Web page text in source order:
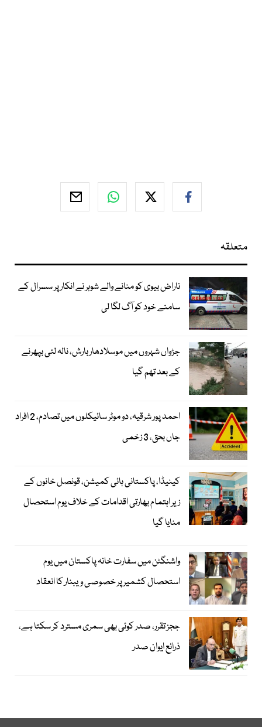
متعلقہ
ناراض بیوی کو منانے والے شوہر نے انکار پر سسرال کے
سامنے خود کو آگ لگا لی
جڑواں شہروں میں موسلادھار بارش، نالہ لئی بپھرنے
کے بعد تھم گیا
احمد پور شرقیہ، دو موٹر سائیکلوں میں تصادم، 2 افراد
جاں بحق، 3 زخمی
کینیڈا، پاکستانی ہائی کمیشن، قونصل خانوں کے
زیر اہتمام بھارتی اقدامات کے خلاف یوم استحصال
منایا گیا
واشنگٹن میں سفارت خانہ پاکستان میں یوم
استحصال کشمیر پر خصوصی ویبنار کا انعقاد
ججز تقرر، صدر کوئی بھی سمری مسترد کر سکتا ہے،
ذرائع ایوان صدر